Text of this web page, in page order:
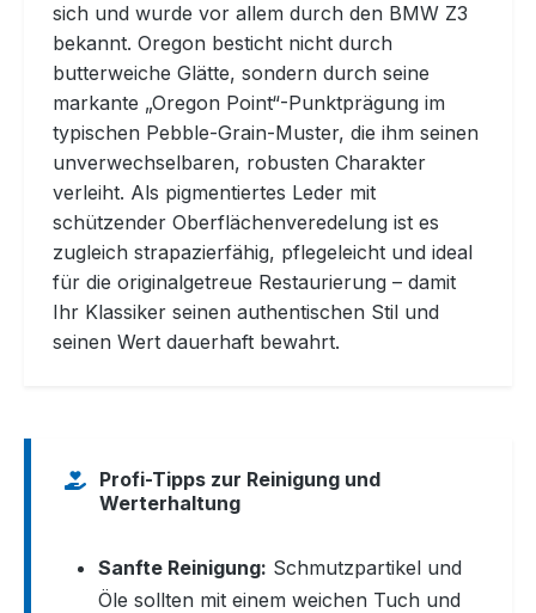
sich und wurde vor allem durch den BMW Z3
bekannt. Oregon besticht nicht durch
butterweiche Glätte, sondern durch seine
markante „Oregon Point“-Punktprägung im
typischen Pebble-Grain-Muster, die ihm seinen
unverwechselbaren, robusten Charakter
verleiht. Als pigmentiertes Leder mit
schützender Oberflächenveredelung ist es
zugleich strapazierfähig, pflegeleicht und ideal
für die originalgetreue Restaurierung – damit
Ihr Klassiker seinen authentischen Stil und
seinen Wert dauerhaft bewahrt.
Profi-Tipps zur Reinigung und
Werterhaltung
Sanfte Reinigung: Schmutzpartikel und
Öle sollten mit einem weichen Tuch und